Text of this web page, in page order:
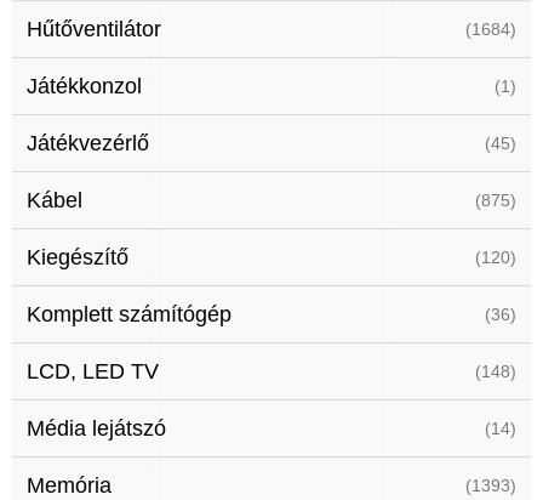
Hűtőventilátor (1684)
Játékkonzol (1)
Játékvezérlő (45)
Kábel (875)
Kiegészítő (120)
Komplett számítógép (36)
LCD, LED TV (148)
Média lejátszó (14)
Memória (1393)